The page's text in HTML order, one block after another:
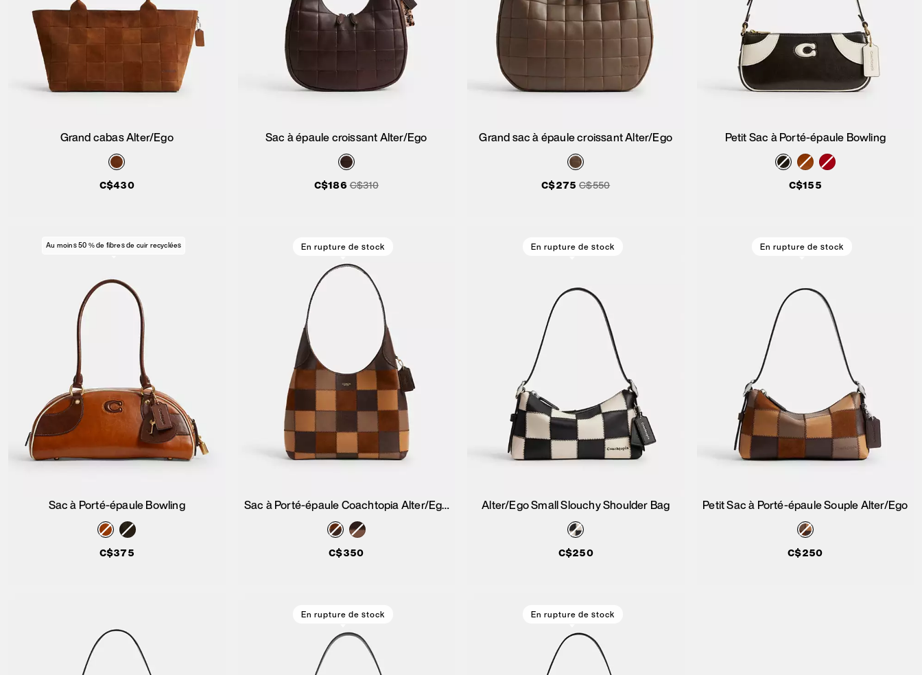
Ajouter au panier
Grand cabas Alter/Ego
C$430
Ajouter au panier
Sac à épaule croissant Alter/Ego
C$186C$310
Ajouter au panier
Grand sac à épaule croissant Alter/Ego
C$275 C$550
Ajouter au panier
Petit Sac à Porté-épaule Bowling
C$155
Au moins 50 % de fibres de cuir recyclées
Ajouter au panier
Sac à Porté-épaule Bowling
C$375
En rupture de stock
Ajouter au panier
Sac à Porté-épaule Coachtopia Alter/Ego
Brooklyn 28
C$350
En rupture de stock
Ajouter au panier
Alter/Ego Small Slouchy Shoulder Bag
C$250
En rupture de stock
Ajouter au panier
Petit Sac à Porté-épaule Souple Alter/Ego
C$250
En rupture de stock En rupture de stock